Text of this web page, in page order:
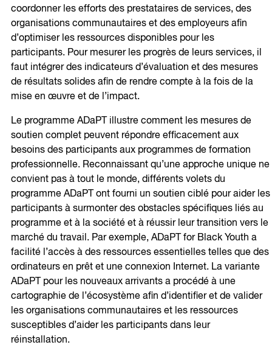
coordonner les efforts des prestataires de services, des
organisations communautaires et des employeurs afin
d’optimiser les ressources disponibles pour les
participants. Pour mesurer les progrès de leurs services, il
faut intégrer des indicateurs d’évaluation et des mesures
de résultats solides afin de rendre compte à la fois de la
mise en œuvre et de l’impact.
Le programme ADaPT illustre comment les mesures de
soutien complet peuvent répondre efficacement aux
besoins des participants aux programmes de formation
professionnelle. Reconnaissant qu’une approche unique ne
convient pas à tout le monde, différents volets du
programme ADaPT ont fourni un soutien ciblé pour aider les
participants à surmonter des obstacles spécifiques liés au
programme et à la société et à réussir leur transition vers le
marché du travail. Par exemple, ADaPT for Black Youth a
facilité l’accès à des ressources essentielles telles que des
ordinateurs en prêt et une connexion Internet. La variante
ADaPT pour les nouveaux arrivants a procédé à une
cartographie de l’écosystème afin d’identifier et de valider
les organisations communautaires et les ressources
susceptibles d’aider les participants dans leur
réinstallation.